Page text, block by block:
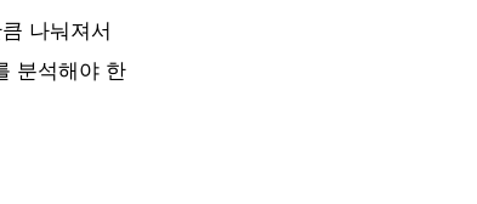
나눠져서
분석해야 한